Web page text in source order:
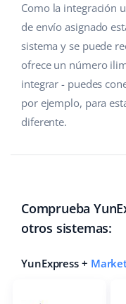
Como la integración
de envío asignado
sistema y se puede
ofrece un número
integrar - puedes
por ejemplo, para
diferente.
Comprueba
otros sistemas:
YunExpress +